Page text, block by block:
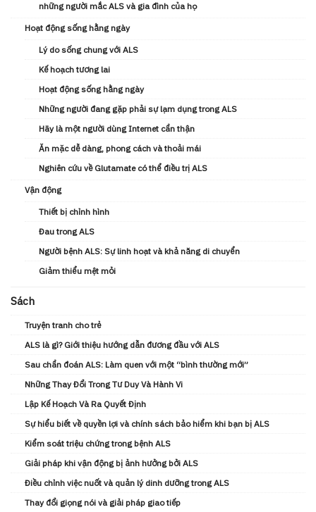
những người mắc ALS và gia đình của họ
Hoạt động sống hằng ngày
Lý do sống chung với ALS
Kế hoạch tương lai
Hoạt động sống hằng ngày
Những người đang gặp phải sự lạm dụng trong ALS
Hãy là một người dùng Internet cẩn thận
Ăn mặc dễ dàng, phong cách và thoải mái
Nghiên cứu về Glutamate có thể điều trị ALS
Vận động
Thiết bị chỉnh hình
Đau trong ALS
Người bệnh ALS: Sự linh hoạt và khả năng di chuyển
Giảm thiểu mệt mỏi
Sách
Truyện tranh cho trẻ
ALS là gì? Giới thiệu hướng dẫn đương đầu với ALS
Sau chẩn đoán ALS: Làm quen với một “bình thường mới”
Những Thay Đổi Trong Tư Duy Và Hành Vi
Lập Kế Hoạch Và Ra Quyết Định
Sự hiểu biết về quyền lợi và chính sách bảo hiểm khi bạn bị ALS
Kiểm soát triệu chứng trong bệnh ALS
Giải pháp khi vận động bị ảnh hưởng bởi ALS
Điều chỉnh việc nuốt và quản lý dinh dưỡng trong ALS
Thay đổi giọng nói và giải pháp giao tiếp